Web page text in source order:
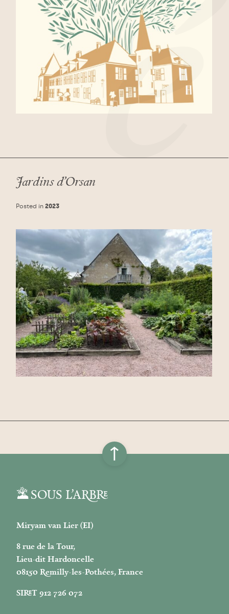
Jardins d’Orsan
Posted in 2023
↑
SOUS L’ARBRE
Miryam van Lier (EI)
8 rue de la Tour,
Lieu-dit Hardoncelle
08150 Remilly-les-Pothées, France
SIRET 912 726 072